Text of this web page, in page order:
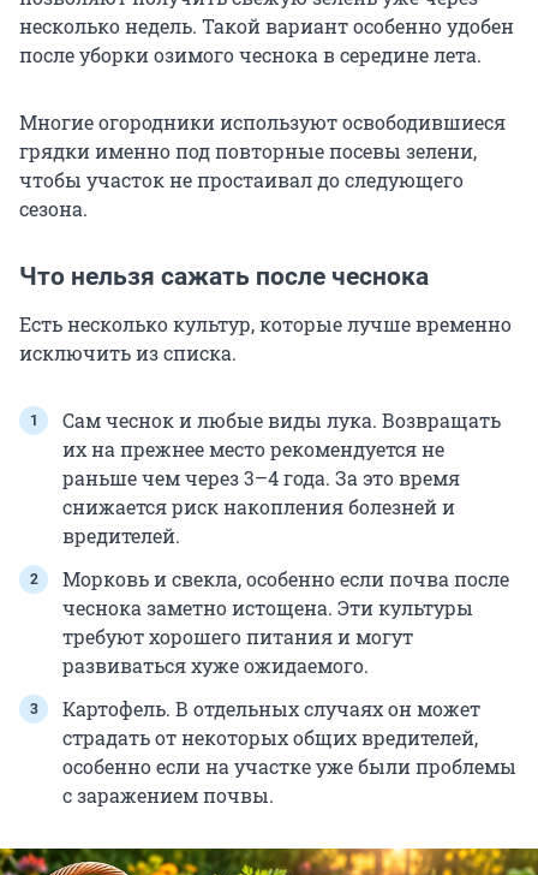
несколько недель. Такой вариант особенно удобен
после уборки озимого чеснока в середине лета.
Многие огородники используют освободившиеся
грядки именно под повторные посевы зелени,
чтобы участок не простаивал до следующего
сезона.
Что нельзя сажать после чеснока
Есть несколько культур, которые лучше временно
исключить из списка.
Сам чеснок и любые виды лука. Возвращать
их на прежнее место рекомендуется не
раньше чем через 3–4 года. За это время
снижается риск накопления болезней и
вредителей.
Морковь и свекла, особенно если почва после
чеснока заметно истощена. Эти культуры
требуют хорошего питания и могут
развиваться хуже ожидаемого.
Картофель. В отдельных случаях он может
страдать от некоторых общих вредителей,
особенно если на участке уже были проблемы
с заражением почвы.